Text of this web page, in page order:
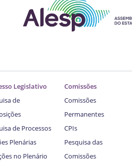
Legislativo
de
de Processos
Plenárias
no Plenário
Comissões
Comissões
Permanentes
CPIs
Pesquisa das
Comissões